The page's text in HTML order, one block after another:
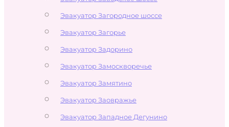
Эвакуатор Загородное шоссе
Эвакуатор Загорье
Эвакуатор Задорино
Эвакуатор Замоскворечье
Эвакуатор Замятино
Эвакуатор Заовражье
Эвакуатор Западное Дегунино